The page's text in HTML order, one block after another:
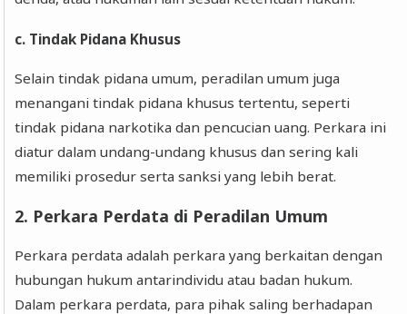
c. Tindak Pidana Khusus
Selain tindak pidana umum, peradilan umum juga
menangani tindak pidana khusus tertentu, seperti
tindak pidana narkotika dan pencucian uang. Perkara ini
diatur dalam undang-undang khusus dan sering kali
memiliki prosedur serta sanksi yang lebih berat.
2. Perkara Perdata di Peradilan Umum
Perkara perdata adalah perkara yang berkaitan dengan
hubungan hukum antarindividu atau badan hukum.
Dalam perkara perdata, para pihak saling berhadapan